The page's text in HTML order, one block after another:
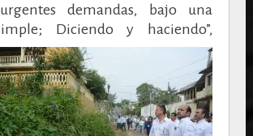
demandas, bajo una
Diciendo y haciendo”,